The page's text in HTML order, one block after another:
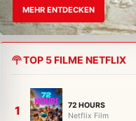
MEHR ENTDECKEN
TOP 5 FILME NETFLIX
72 HOURS
Netflix Film